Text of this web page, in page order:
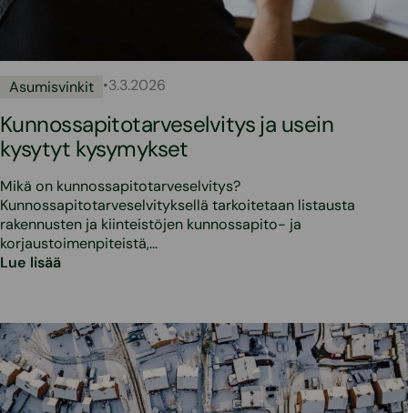
Asumisvinkit •3.3.2026
Kunnossapitotarveselvitys ja usein
kysytyt kysymykset
Mikä on kunnossapitotarveselvitys?
Kunnossapitotarveselvityksellä tarkoitetaan listausta
rakennusten ja kiinteistöjen kunnossapito- ja
korjaustoimenpiteistä,…
Lue lisää